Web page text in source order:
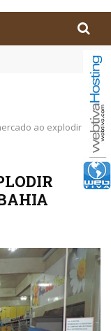
o Brasil no
ao explodir